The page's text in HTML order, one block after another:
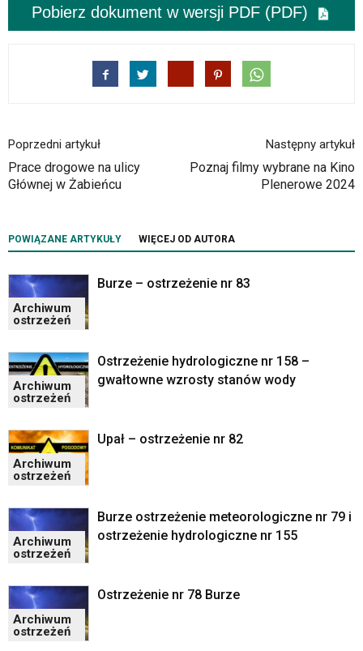
standardowy
sposób.
powszechnie
używane
elementy
wideo
YouTube
oraz
mapy
Google
Maps
osadzane
formie
ramek.
Elementy
obsługiwane
są
pomocą
strzałek
lub
odpowiadających
klawiaturowych
czytniku
Pobierz dokument w wersji PDF (PDF)
Poprzedni artykuł
Prace drogowe na ulicy
Głównej w Żabieńcu
Następny artykuł
Poznaj filmy wybrane na Kino
Plenerowe 2024
POWIĄZANE ARTYKUŁY WIĘCEJ OD AUTORA
Archiwum
ostrzeżeń
Burze – ostrzeżenie nr 83
Archiwum
ostrzeżeń
Ostrzeżenie hydrologiczne nr 158 –
gwałtowne wzrosty stanów wody
Archiwum
ostrzeżeń
Upał – ostrzeżenie nr 82
Archiwum
ostrzeżeń
Burze ostrzeżenie meteorologiczne nr 79 i
ostrzeżenie hydrologiczne nr 155
Archiwum
ostrzeżeń
Ostrzeżenie nr 78 Burze